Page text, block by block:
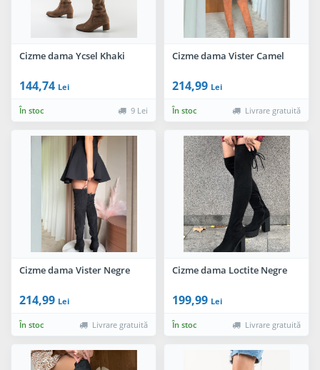
Cizme dama Ycsel Khaki
144,74 Lei
În stoc 9 Lei
Cizme dama Vister Camel
214,99 Lei
În stoc Livrare gratuită
Cizme dama Vister Negre
214,99 Lei
În stoc Livrare gratuită
Cizme dama Loctite Negre
199,99 Lei
În stoc Livrare gratuită